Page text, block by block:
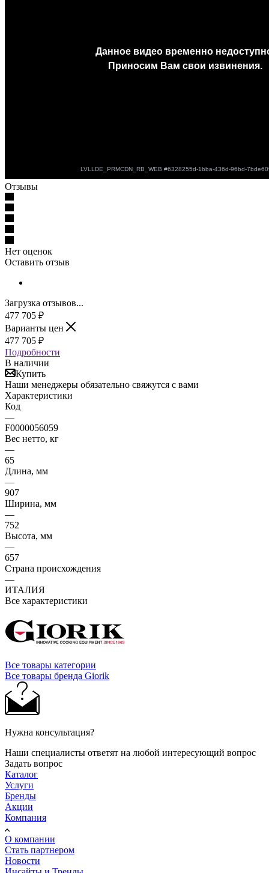
Отзывы
Нет оценок
Оставить отзыв
Загрузка отзывов...
477 705 ₽
Варианты цен
477 705 ₽
Подробности
В наличии
Купить
Наши менеджеры обязательно свяжутся с вами
Характеристики
Код
—
F0000056059
Вес нетто, кг
—
65
Длина, мм
—
907
Ширина, мм
—
752
Высота, мм
—
657
Страна происхождения
—
ИТАЛИЯ
Все характеристики
Все товары категории
Все товары бренда Giorik
Нужна консультация?
Наши специалисты ответят на любой интересующий вопрос
Задать вопрос
Каталог
Услуги
Бренды
Акции
Компания
О компании
Стать партнером
Новости